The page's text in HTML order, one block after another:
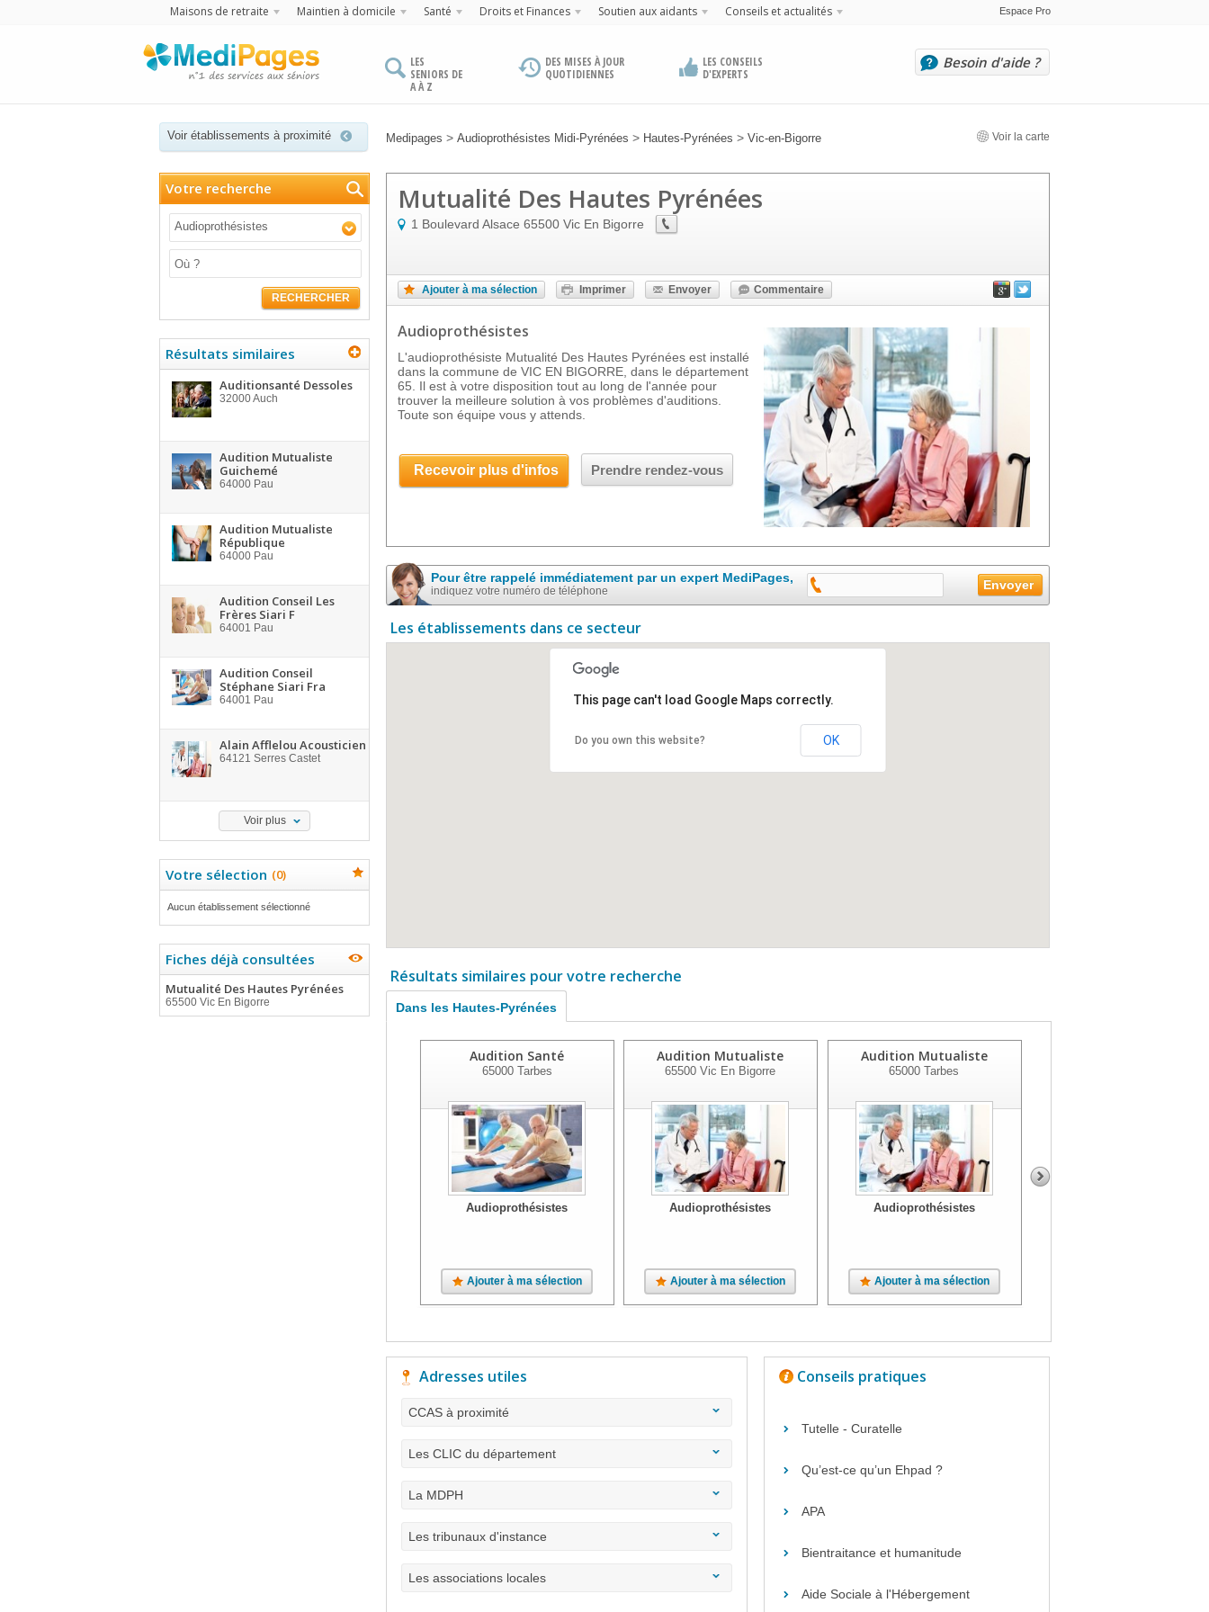
Maisons de retraite Maintien à domicile Santé Droits et Finances Soutien aux aidants Conseils et actualités Espace Pro
LES
SENIORS DE
A À Z
DES MISES À JOUR
QUOTIDIENNES
LES CONSEILS
D'EXPERTS
Besoin d'aide ?
Voir établissements à proximité Medipages > Audioprothésistes Midi-Pyrénées > Hautes-Pyrénées > Vic-en-Bigorre Voir la carte
Votre recherche
Audioprothésistes
RECHERCHER
Résultats similaires
Auditionsanté Dessoles
32000Auch
Audition Mutualiste
Guichemé
64000 Pau
Audition Mutualiste
République
64000 Pau
Audition Conseil Les
Frères Siari F
64001 Pau
Audition Conseil
Stéphane Siari Fra
64001 Pau
Alain Afflelou Acousticien
64121 Serres Castet
Voir plus
Votre sélection (0)
Aucun établissement sélectionné
Fiches déjà consultées
Mutualité Des Hautes Pyrénées
65500 Vic En Bigorre
Mutualité Des Hautes Pyrénées
1 Boulevard Alsace 65500 Vic En Bigorre
Ajouter à ma sélection Imprimer Envoyer Commentaire
Audioprothésistes
L'audioprothésiste Mutualité Des Hautes Pyrénées est installé
dans la commune de VIC EN BIGORRE, dans le département
65. Il est à votre disposition tout au long de l'année pour
trouver la meilleure solution à vos problèmes d'auditions.
Toute son équipe vous y attends.
Recevoir plus d'infos Prendre rendez-vous
Pour être rappelé immédiatement par un expert MediPages,
indiquez votre numéro de téléphone
Les établissements dans ce secteur
This page can't load Google Maps correctly.
Do you own this website? OK
Résultats similaires pour votre recherche
Dans les Hautes-Pyrénées
Audition Santé
65000Tarbes
Audioprothésistes
Ajouter à ma sélection
Audition Mutualiste
65500 Vic En Bigorre
Audioprothésistes
Ajouter à ma sélection
Audition Mutualiste
65000 Tarbes
Audioprothésistes
Ajouter à ma sélection
Adresses utiles
CCAS à proximité
Les CLIC du département
La MDPH
Les tribunaux d'instance
Les associations locales
Conseils pratiques
Tutelle - Curatelle
Qu’est-ce qu’un Ehpad ?
APA
Bientraitance et humanitude
Aide Sociale à l'Hébergement